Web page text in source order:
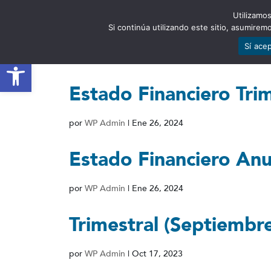
Abrir barra de herramientas
Estado Financiero
por WP Admin | Ene 26, 2024
Estado Financiero
por WP Admin | Ene 26, 2024
Trimestral
por WP Admin | Oct 17, 2023
Si continúa utilizando este sitio,
Sí